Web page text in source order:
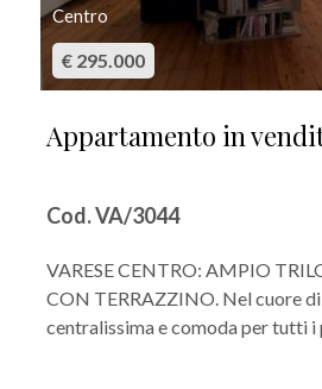
Centro
€ 295.000
Appartamento in
Cod. VA/3044
VARESE CENTRO: AMPIO
CON TERRAZZINO. Nel cuore
centralissima e comoda per tutti i